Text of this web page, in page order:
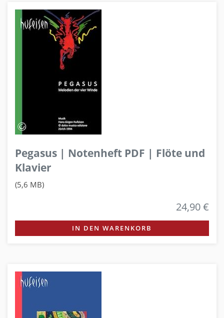
Pegasus | Notenheft PDF | Flöte und
Klavier
(5,6 MB)
24,90 €
IN DEN WARENKORB